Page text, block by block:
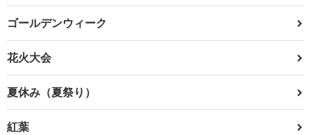
ゴールデンウィーク
花火大会
夏休み（夏祭り）
紅葉